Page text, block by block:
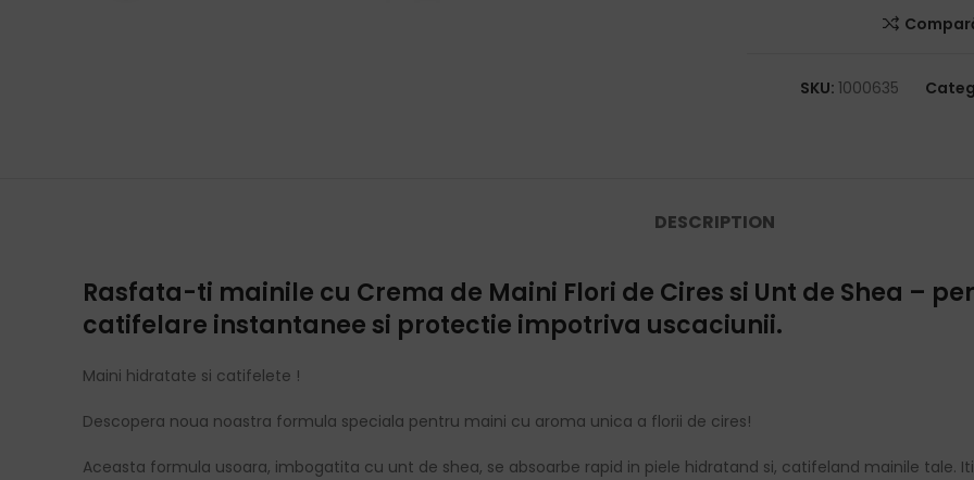
SKU: 1000635
DESCRIPTION
Rasfata-ti mainile cu Crema de Maini Flori de Cires si Unt de Shea –
catifelare instantanee si protectie impotriva uscaciunii.
Maini hidratate si catifelete !
Descopera noua noastra formula speciala pentru maini cu aroma unica a florii de cires!
Aceasta formula usoara, imbogatita cu unt de shea, se absoarbe rapid in piele hidratand si, catifeland mainile tale.